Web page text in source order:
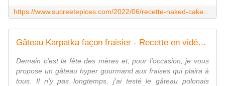
Gâteau Karpatka façon fraisier - Recette en vidéo - www.sucreetepices.com
Demain c'est la fête des mères et, pour l'occasion, je vous
propose un gâteau hyper gourmand aux fraises qui plaira à
tous. Il n'y pas longtemps, j'ai testé le gâteau polonais